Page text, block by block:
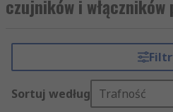
na całym świecie,
pneumatycznych i inne
Oprzyrządowanie i
klientom z ponad 160
że mogą polegać na jakości
czujników i
Sortuj według Trafność